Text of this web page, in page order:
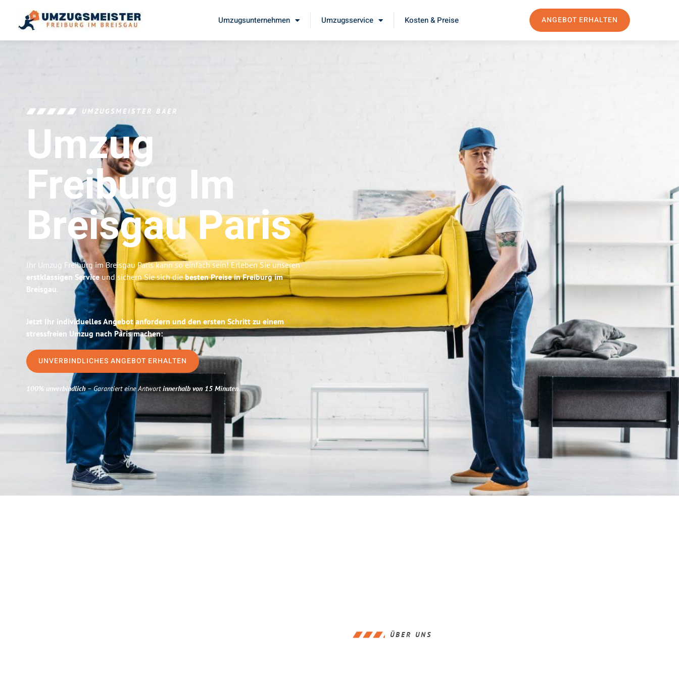
Umzugsunternehmen Umzugsservice Kosten & Preise ANGEBOT ERHALTEN
UMZUGSMEISTER BAER
Umzug
Freiburg Im
BreisgauParis
Ihr Umzug Freiburg im Breisgau Paris kann so einfach sein! Erleben Sie unseren
erstklassigen Serviceund sichern Sie sich diebesten Preise in Freiburg im
Breisgau.
Jetzt Ihr individuelles Angebot anfordern und den ersten Schritt zu einem
stressfreien Umzug nach Paris machen:
UNVERBINDLICHES ANGEBOT ERHALTEN
100% unverbindlich– Garantiert eine Antwortinnerhalb von 15 Minuten.
ÜBER UNS